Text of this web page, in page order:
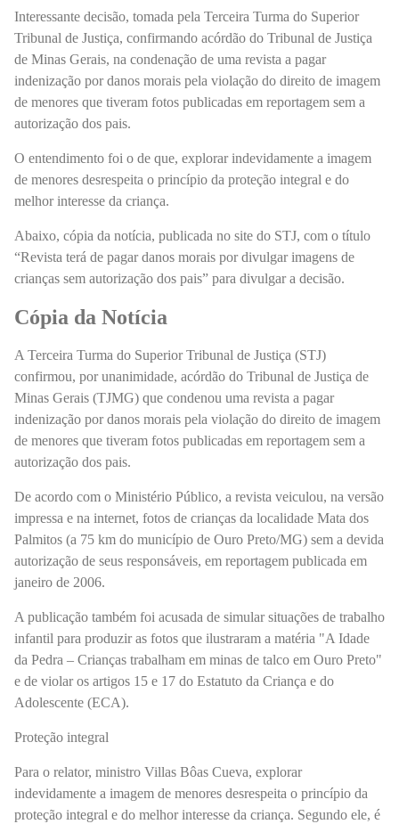
Interessante decisão, tomada pela Terceira Turma do Superior
Tribunal de Justiça, confirmando acórdão do Tribunal de Justiça
de Minas Gerais, na condenação de uma revista a pagar
indenização por danos morais pela violação do direito de imagem
de menores que tiveram fotos publicadas em reportagem sem a
autorização dos pais.
O entendimento foi o de que, explorar indevidamente a imagem
de menores desrespeita o princípio da proteção integral e do
melhor interesse da criança.
Abaixo, cópia da notícia, publicada no site do STJ, com o título
“Revista terá de pagar danos morais por divulgar imagens de
crianças sem autorização dos pais” para divulgar a decisão.
Cópia da Notícia
A Terceira Turma do Superior Tribunal de Justiça (STJ)
confirmou, por unanimidade, acórdão do Tribunal de Justiça de
Minas Gerais (TJMG) que condenou uma revista a pagar
indenização por danos morais pela violação do direito de imagem
de menores que tiveram fotos publicadas em reportagem sem a
autorização dos pais.
De acordo com o Ministério Público, a revista veiculou, na versão
impressa e na internet, fotos de crianças da localidade Mata dos
Palmitos (a 75 km do município de Ouro Preto/MG) sem a devida
autorização de seus responsáveis, em reportagem publicada em
janeiro de 2006.
A publicação também foi acusada de simular situações de trabalho
infantil para produzir as fotos que ilustraram a matéria "A Idade
da Pedra – Crianças trabalham em minas de talco em Ouro Preto"
e de violar os artigos 15 e 17 do Estatuto da Criança e do
Adolescente (ECA).
Proteção integral
Para o relator, ministro Villas Bôas Cueva, explorar
indevidamente a imagem de menores desrespeita o princípio da
proteção integral e do melhor interesse da criança. Segundo ele, é